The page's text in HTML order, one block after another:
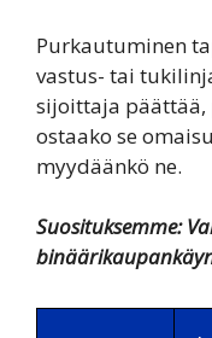
Purkautuminen
vastus- tai
sijoittaja päättää,
ostaako se
myydäänkö ne.
Suosituksemme: